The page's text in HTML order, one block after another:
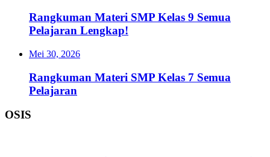
Rangkuman Materi SMP Kelas 9 Semua
Pelajaran Lengkap!
Mei 30, 2026
Rangkuman Materi SMP Kelas 7 Semua
Pelajaran
OSIS